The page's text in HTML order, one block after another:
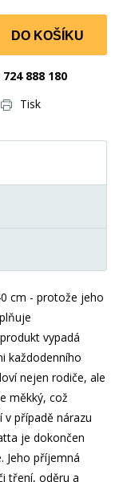
DO KOŠÍKU
724 888 180
Tisk
cm - protože jeho
vypadá
každodenního
nejen rodiče, ale
měkký, což
případě nárazu
je dokončen
Jeho příjemná
tření, oděru a